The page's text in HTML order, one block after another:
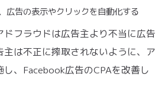
広告の表示やクリックを自動化する
ドフラウドは広告主より不当に広告
は不正に搾取されないように、ア
し、Facebook広告のCPAを改善し